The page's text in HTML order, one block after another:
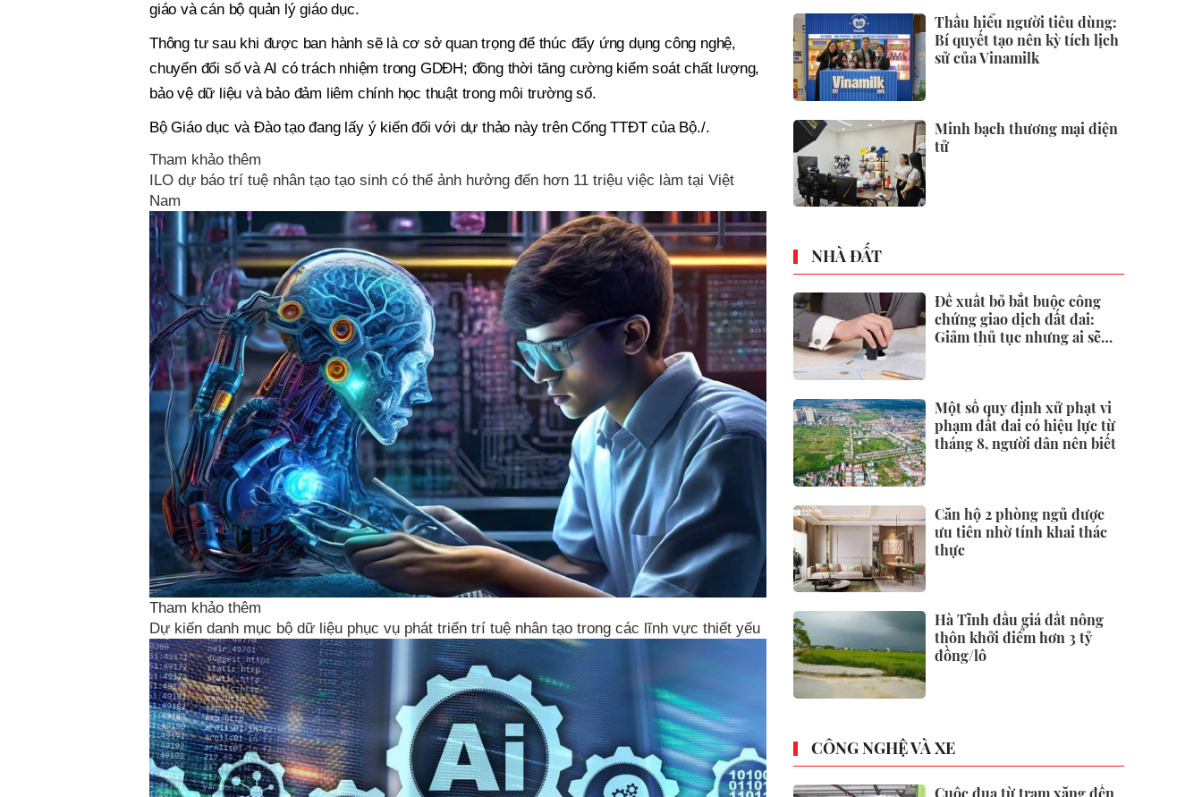
giáo và cán bộ quản lý giáo dục.
Thông tư sau khi được ban hành sẽ là cơ sở quan trọng để thúc đẩy ứng dụng công nghệ,
chuyển đổi số và AI có trách nhiệm trong GDĐH; đồng thời tăng cường kiểm soát chất lượng,
bảo vệ dữ liệu và bảo đảm liêm chính học thuật trong môi trường số.
Bộ Giáo dục và Đào tạo đang lấy ý kiến đối với dự thảo này trên Cổng TTĐT của Bộ./.
Tham khảo thêm
ILO dự báo trí tuệ nhân tạo tạo sinh có thể ảnh hưởng đến hơn 11 triệu việc làm tại Việt
Nam
Tham khảo thêm
Dự kiến danh mục bộ dữ liệu phục vụ phát triển trí tuệ nhân tạo trong các lĩnh vực thiết yếu
Thấu hiểu người tiêu dùng:
Bí quyết tạo nên kỳ tích lịch
sử của Vinamilk
Minh bạch thương mại điện
tử
NHÀ ĐẤT
Đề xuất bỏ bắt buộc công
chứng giao dịch đất đai:
Giảm thủ tục nhưng ai sẽ
Một số quy định xử phạt vi
phạm đất đai có hiệu lực từ
tháng 8, người dân nên biết
Căn hộ 2 phòng ngủ được
ưu tiên nhờ tính khai thác
thực
Hà Tĩnh đấu giá đất nông
thôn khởi điểm hơn 3 tỷ
đồng/lô
CÔNG NGHỆ VÀ XE
Cuộc đua từ trạm xăng đến